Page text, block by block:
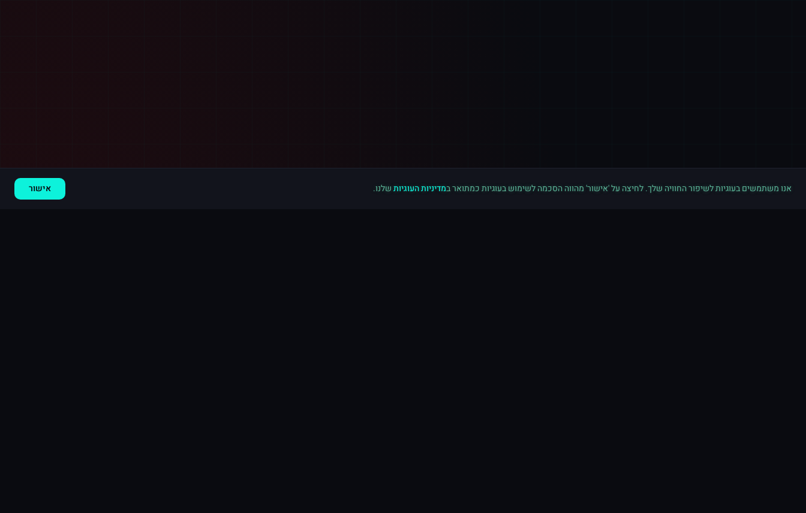
קנדה·5,000 עוקבים
אנו משתמשים בעוגיות לשיפור החוויה שלך. לחיצה על 'אישור' מהווה הסכמה לשימוש בעוגיות כמתואר במדיניות העוגיותשלנו. אישור